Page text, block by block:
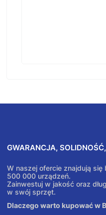
GWARANCJA,
W naszej ofercie znajdują
500 000 urządzeń.
Zainwestuj w jakość oraz
w swój sprzęt.
Dlaczego warto kupować w